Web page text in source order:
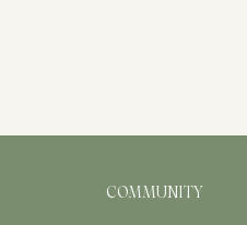
COMMUNITY